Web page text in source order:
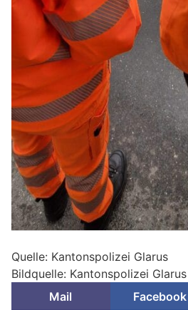
Quelle: Kantonspolizei Glarus
Bildquelle: Kantonspolizei Glarus
Mail
Facebook